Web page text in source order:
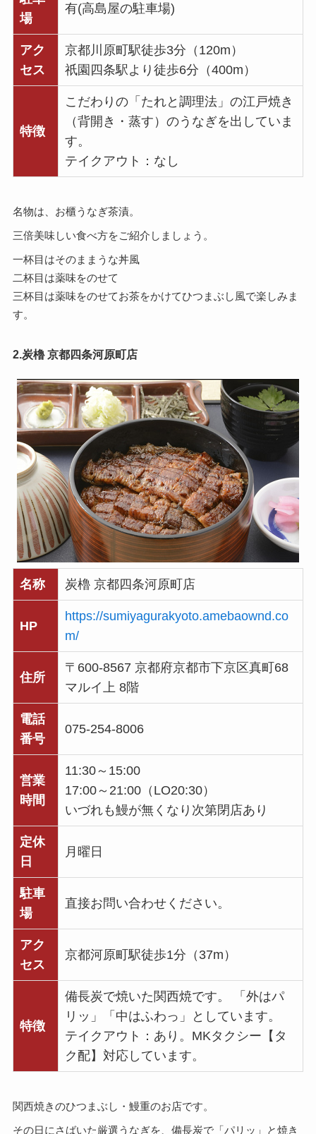
場
有(高島屋の駐車場)
アク
セス
京都川原町駅徒歩3分（120m）
祇園四条駅より徒歩6分（400m）
特徴
こだわりの「たれと調理法」の江戸焼き
（背開き・蒸す）のうなぎを出していま
す。
テイクアウト：なし
名物は、お櫃うなぎ茶漬。
三倍美味しい食べ方をご紹介しましょう。
一杯目はそのままうな丼風
二杯目は薬味をのせて
三杯目は薬味をのせてお茶をかけてひつまぶし風で楽しみま
す。
2.炭櫓 京都四条河原町店
名称 炭櫓 京都四条河原町店
HP
https://sumiyagurakyoto.amebaownd.co
m/
住所
〒600-8567 京都府京都市下京区真町68
マルイ上 8階
電話
番号
075-254-8006
営業
時間
11:30～15:00
17:00～21:00（LO20:30）
いづれも鰻が無くなり次第閉店あり
定休
日
月曜日
駐車
場
直接お問い合わせください。
アク
セス
京都河原町駅徒歩1分（37m）
特徴
備長炭で焼いた関西焼です。 「外はパ
リッ」「中はふわっ」としています。
テイクアウト：あり。MKタクシー【タ
ク配】対応しています。
関西焼きのひつまぶし・鰻重のお店です。
その日にさばいた厳選うなぎを、備長炭で「パリッ」と焼き